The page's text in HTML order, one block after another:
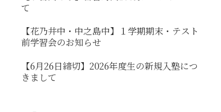
て
【花乃井中・中之島中】１学期期末・テスト
前学習会のお知らせ
【6月26日締切】2026年度生の新規入塾につ
きまして